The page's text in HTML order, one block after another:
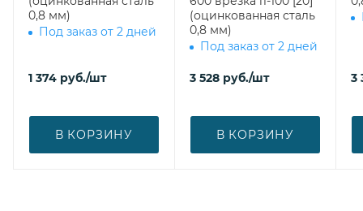
0,8 мм)
Под заказ от 2 дней
1 374 руб./шт
В КОРЗИНУ
(оцинкованная сталь
0,8 мм)
Под заказ от 2 дней
3 528 руб./шт
В КОРЗИНУ
3